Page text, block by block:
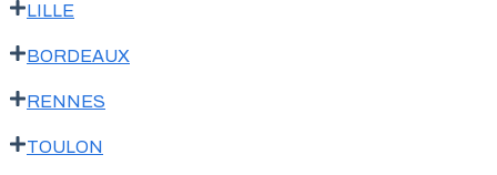
LILLE
BORDEAUX
RENNES
TOULON